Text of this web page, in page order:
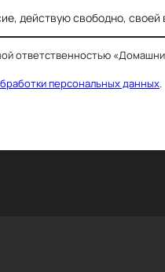
действую свободно,
ответственностью
персональных данных.